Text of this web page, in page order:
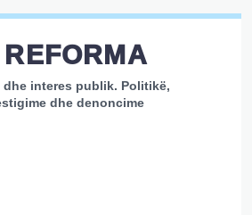
interes publik. Politikë,
dhe denoncime